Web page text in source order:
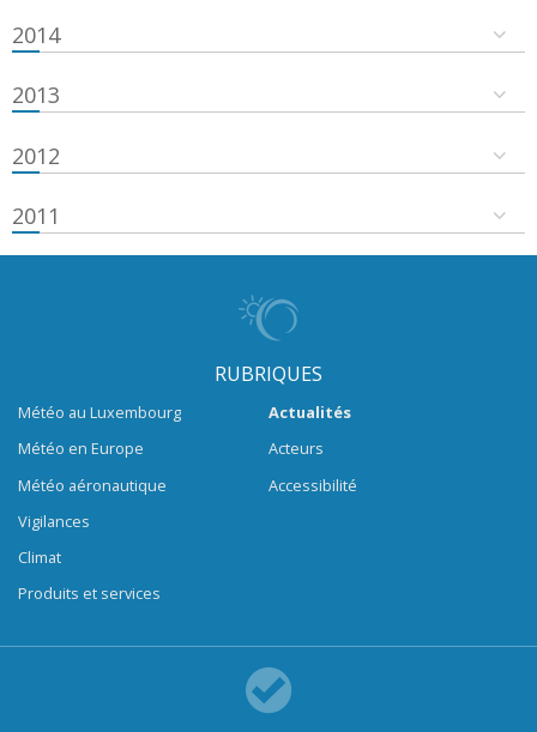
2014
2013
2012
2011
RUBRIQUES
Météo au Luxembourg
Météo en Europe
Météo aéronautique
Vigilances
Climat
Produits et services
Actualités
Acteurs
Accessibilité